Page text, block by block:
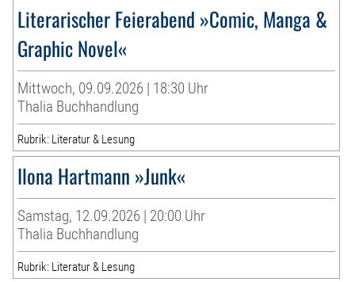
Literarischer Feierabend »Comic, Manga &
Graphic Novel«
Mittwoch, 09.09.2026 | 18:30 Uhr
Thalia Buchhandlung
Rubrik: Literatur & Lesung
Ilona Hartmann »Junk«
Samstag, 12.09.2026 | 20:00 Uhr
Thalia Buchhandlung
Rubrik: Literatur & Lesung